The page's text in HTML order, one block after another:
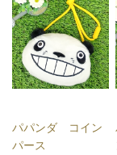
パパンダ コイン
パース